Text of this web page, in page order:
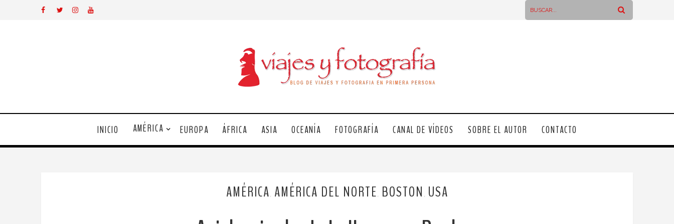
INICIO AMÉRICA EUROPA ÁFRICA ASIA OCEANÍA FOTOGRAFÍA CANAL DE VÍDEOS SOBRE EL AUTOR CONTACTO
AMÉRICA AMÉRICA DEL NORTE BOSTON USA